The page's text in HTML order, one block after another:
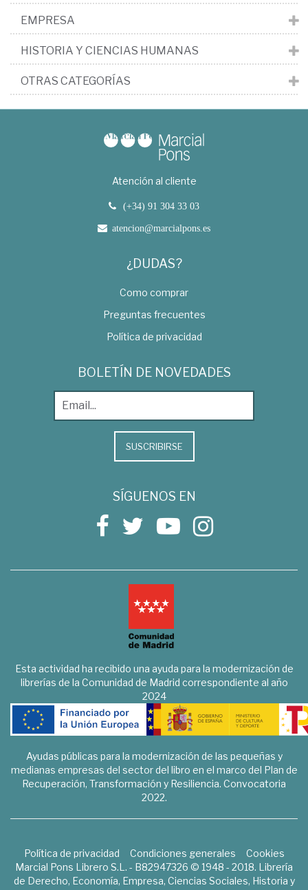
EMPRESA
HISTORIA Y CIENCIAS HUMANAS
OTRAS CATEGORÍAS
Atención al cliente
(+34) 91 304 33 03
atencion@marcialpons.es
¿DUDAS?
Como comprar
Preguntas frecuentes
Política de privacidad
BOLETÍN DE NOVEDADES
SUSCRIBIRSE
SÍGUENOS EN
Esta actividad ha recibido una ayuda para la modernización de
librerías de la Comunidad de Madrid correspondiente al año
2024
Ayudas públicas para la modernización de las pequeñas y
medianas empresas del sector del libro en el marco del Plan de
Recuperación, Transformación y Resiliencia. Convocatoria
2022.
Política de privacidad Condiciones generales
Cookies
Marcial Pons Librero S.L. - B82947326 © 1948 - 2018. Librería
de Derecho, Economía, Empresa, Ciencias Sociales, Historia y